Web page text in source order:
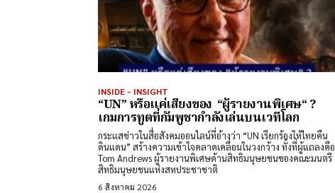
INSIDE - INSIGHT
“UN” หรือแค่เสียงของ “ผู้รายงานพิเศษ“ ?
เกมการทูตที่กัมพูชากำลังเล่นบนเวทีโลก
กระแสข่าวในสื่อสังคมออนไลน์ที่อ้างว่า “UN เรียกร้องให้ไทยคืน
ดินแดน” สร้างความเข้าใจคลาดเคลื่อนในวงกว้าง ทั้งที่ผู้แถลงคือ
Tom Andrews ผู้รายงานพิเศษด้านสิทธิมนุษยชนของคณะมนตรี
สิทธิมนุษยชนแห่งสหประชาชาติ
6 สิงหาคม 2026